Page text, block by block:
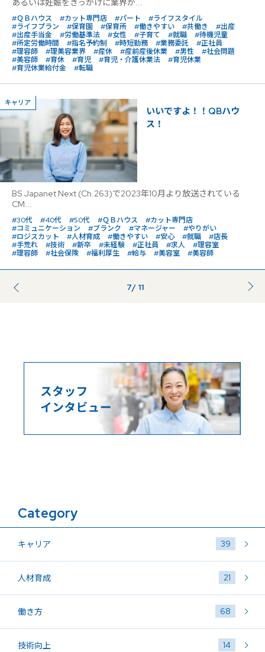
あるいは妊娠をきっかけに業界か...
#ＱＢハウス #カット専門店 #パート
#ライフスタイル
#ライフプラン
#保育園 #保育所 #働きやすい #共働き
#出産
#出産手当金
#労働基準法 #女性 #子育て #就職
#待機児童
#所定労働時間
#指名予約制 #時短勤務 #業務委託
#正社員
#理容師
#理美容業界 #産休 #産前産後休業 #男性
#社会問題
#美容師
#育休 #育児 #育児・介護休業法
#育児休業
#育児休業給付金
#転職
キャリア
いいですよ！！QBハウ
ス！
BS Japanet Next (Ch.263)で2023年10月より放送されている
CM...
#30代 #40代 #50代 #ＱＢハウス
#カット専門店
#コミュニケーション
#ブランク #マネージャー
#やりがい
#ロジスカット
#人材育成 #働きやすい #安心 #就職
#店長
#手荒れ
#技術 #新卒 #未経験 #正社員 #求人
#理容室
#理容師
#社会保険 #福利厚生 #給与 #美容室 #美容師
7/ 11
Category
キャリア 39
人材育成 21
働き方 68
技術向上 14